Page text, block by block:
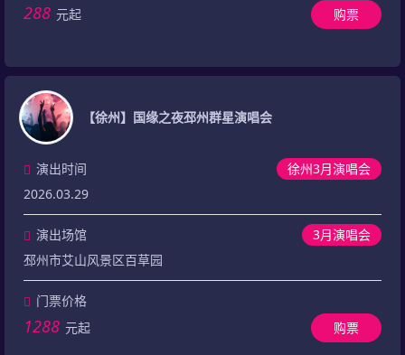
288 元起 购票
【徐州】国缘之夜邳州群星演唱会
徐州3月演唱会
演出时间
2026.03.29
3月演唱会
演出场馆
邳州市艾山风景区百草园
门票价格
1288 元起 购票